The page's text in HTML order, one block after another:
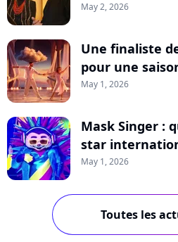
May 2, 2026
Une finaliste
pour une
May 1, 2026
Mask Singer :
star
May 1, 2026
Toutes les